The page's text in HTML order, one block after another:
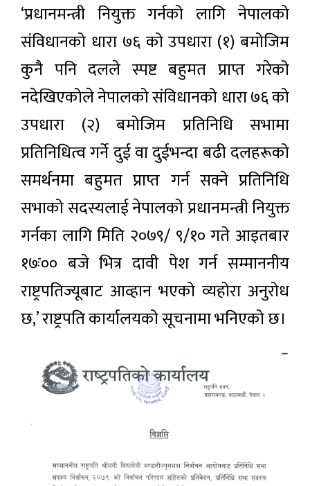
‘प्रधानमन्त्री नियुक्त गर्नको लागि नेपालको
संविधानको धारा ७६ को उपधारा (१) बमोजिम
कुनै पनि दलले स्पष्ट बहुमत प्राप्त गरेको
नदेखिएकोले नेपालको संविधानको धारा ७६ को
उपधारा (२) बमोजिम प्रतिनिधि सभामा
प्रतिनिधित्व गर्ने दुई वा दुईभन्दा बढी दलहरूको
समर्थनमा बहुमत प्राप्त गर्न सक्ने प्रतिनिधि
सभाको सदस्यलाई नेपालको प्रधानमन्त्री नियुक्त
गर्नका लागि मिति २०७९/ ९/१० गते आइतबार
१७ः०० बजे भित्र दावी पेश गर्न सम्माननीय
राष्ट्रपतिज्यूबाट आव्हान भएको व्यहोरा अनुरोध
छ,’ राष्ट्रपति कार्यालयको सूचनामा भनिएको छ।